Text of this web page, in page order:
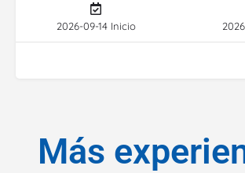
2026-09-14 Inicio
Más